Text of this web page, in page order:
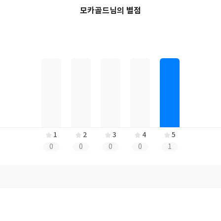
모카골드님의 별점
1
0
2
0
3
0
4
0
5
1